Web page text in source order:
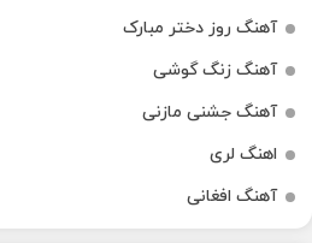
آهنگ روز دختر مبارک
آهنگ زنگ گوشی
آهنگ جشنی مازنی
اهنگ لری
آهنگ افغانی